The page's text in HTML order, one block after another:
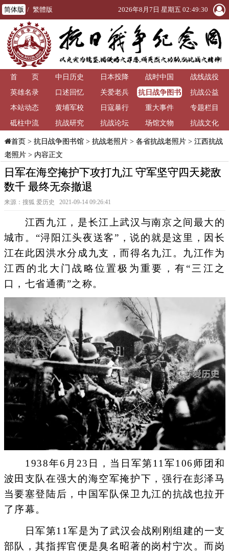
简体版 / 繁體版 2026年8月7日 星期五 02:49:31
首 页 中日历史 日本投降 战时中国
战线战役
英雄名录
口述回忆 关爱老兵
抗日战争图书
馆
抗战公益
本站动态
黄埔军校 日寇暴行 重大事件
专题栏目
砥柱中流
抗战研究 抗战论坛 场馆文物 抗战文化
首页> 抗日战争图书馆> 抗战老照片> 各省抗战老照片> 江西抗战
老照片> 内容正文
日军在海空掩护下攻打九江 守军坚守四天毙敌
数千 最终无奈撤退
来源：搜狐 爱历史 2021-09-14 09:26:41
江西九江，是长江上武汉与南京之间最大的
城市。“浔阳江头夜送客”，说的就是这里，因长
江在此因洪水分成九支，而得名九江。九江作为
江西的北大门战略位置极为重要，有“三江之
口，七省通衢”之称。
1938年6月23日，当日军第11军106师团和
波田支队在强大的海空军掩护下，强行在彭泽马
当要塞登陆后，中国军队保卫九江的抗战也拉开
了序幕。
日军第11军是为了武汉会战刚刚组建的一支
部队，其指挥官便是臭名昭著的岗村宁次。而岗